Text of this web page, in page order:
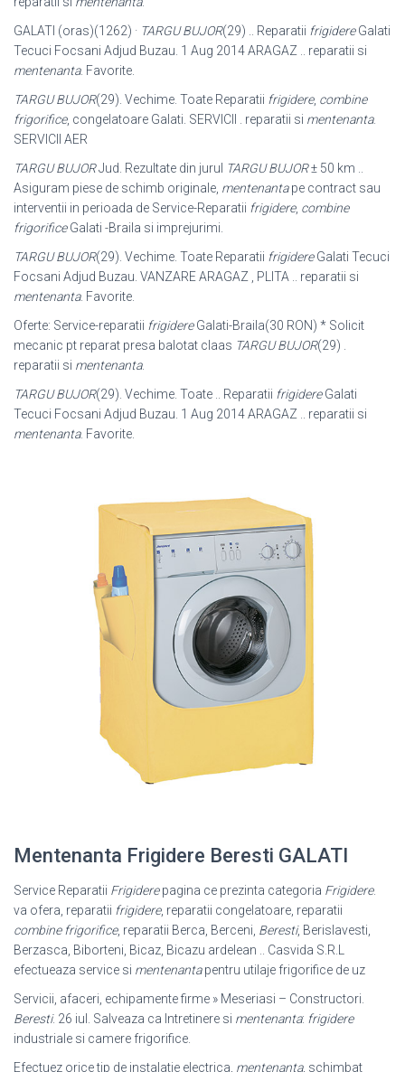
GALATI (oras)(1262) · TARGU BUJOR(29) .. Reparatii frigidereGalati
Tecuci Focsani Adjud Buzau. 1 Aug 2014 ARAGAZ .. reparatii si
mentenanta. Favorite.
TARGU BUJOR(29). Vechime. Toate Reparatii frigidere, combine
frigorifice, congelatoare Galati. SERVICII . reparatii si mentenanta.
SERVICII AER
TARGU BUJORJud. Rezultate din jurul TARGU BUJOR± 50 km ..
Asiguram piese de schimb originale, mentenantape contract sau
interventii in perioada de Service-Reparatii frigidere, combine
frigorificeGalati -Braila si imprejurimi.
TARGU BUJOR(29). Vechime. Toate Reparatii frigidereGalati Tecuci
Focsani Adjud Buzau. VANZARE ARAGAZ , PLITA .. reparatii si
mentenanta. Favorite.
Oferte: Service-reparatii frigidereGalati-Braila(30 RON) * Solicit
mecanic pt reparat presa balotat claas TARGU BUJOR(29) .
reparatii si mentenanta.
TARGU BUJOR(29). Vechime. Toate .. Reparatii frigidereGalati
Tecuci Focsani Adjud Buzau. 1 Aug 2014 ARAGAZ .. reparatii si
mentenanta. Favorite.
Mentenanta Frigidere Beresti GALATI
Service Reparatii Frigiderepagina ce prezinta categoria Frigidere.
va ofera, reparatii frigidere, reparatii congelatoare, reparatii
combine frigorifice, reparatii Berca, Berceni, Beresti, Berislavesti,
Berzasca, Biborteni, Bicaz, Bicazu ardelean .. Casvida S.R.L
efectueaza service si mentenantapentru utilaje frigorifice de uz
Servicii, afaceri, echipamente firme » Meseriasi – Constructori.
Beresti. 26 iul. Salveaza ca Intretinere si mentenanta: frigidere
industriale si camere frigorifice.
Efectuez orice tip de instalatie electrica, mentenanta, schimbat